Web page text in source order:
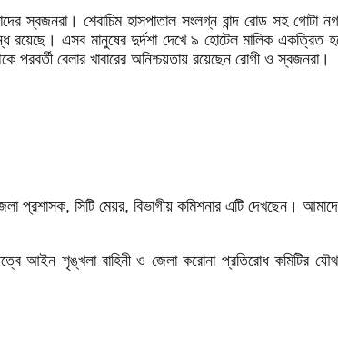
স্বজনরা। শেবাচিম হাসপাতাল সংলগ্ন বান্দ রোড সহ গোটা
রয়েছে। এসব মানুষের দুর্দশা দেখে ৯ হোটেল মালিক একত্রিত
পরবর্তী বেলার খাবারের অনিশ্চয়তায় রয়েছেন রোগী ও স্বজনরা।
প্রশাসক, সিটি মেয়র, বিভাগীয় কমিশনার এটি দেখছেন।
আইন শৃঙ্খলা বাহিনী ও জেলা করোনা প্রতিরোধ কমিটির